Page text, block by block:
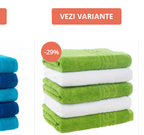
VEZI VARIANTE
-29%